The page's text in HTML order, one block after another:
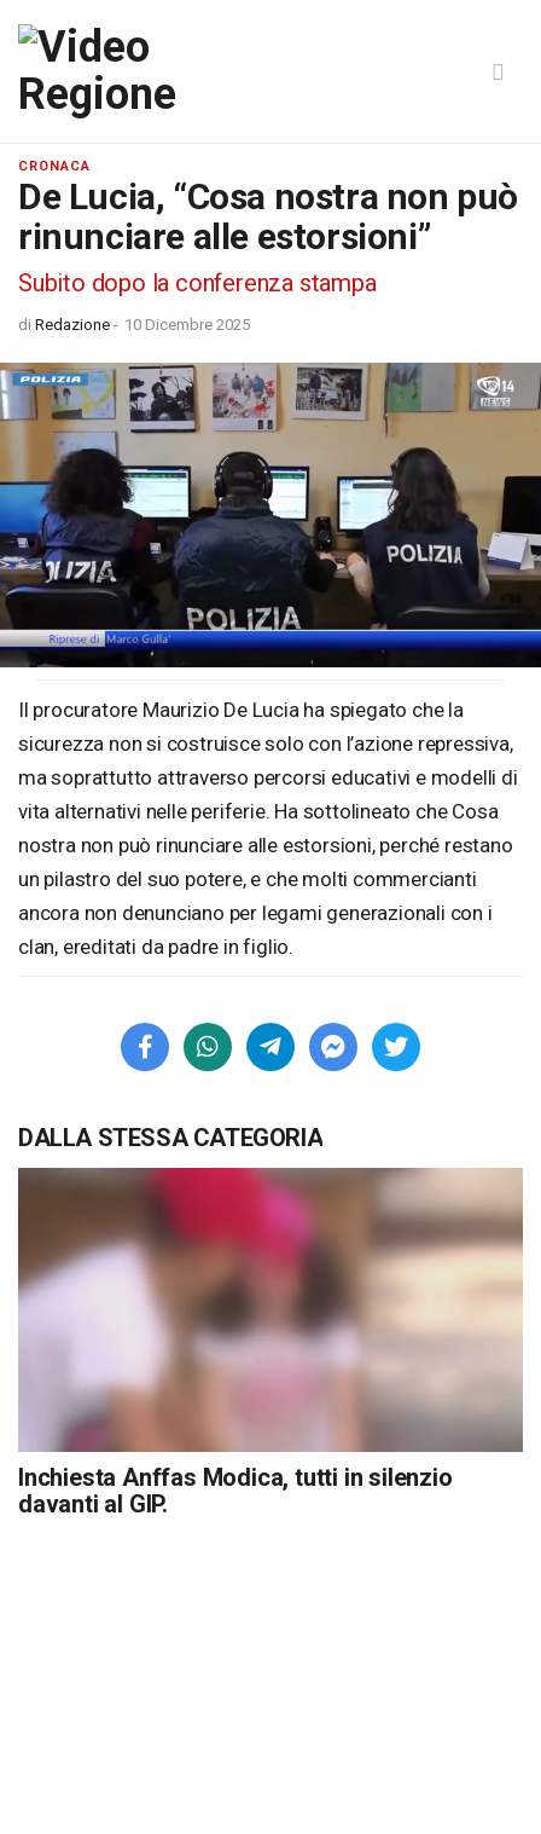
CRONACA
De Lucia, “Cosa nostra non può
rinunciare alle estorsioni”
Subito dopo la conferenza stampa
di Redazione - 10 Dicembre 2025
Loaded
Il procuratore Maurizio De Lucia ha spiegato che la
sicurezza non si costruisce solo con l’azione repressiva,
ma soprattutto attraverso percorsi educativi e modelli di
vita alternativi nelle periferie. Ha sottolineato che Cosa
nostra non può rinunciare alle estorsioni, perché restano
un pilastro del suo potere, e che molti commercianti
ancora non denunciano per legami generazionali con i
clan, ereditati da padre in figlio.
DALLA STESSA CATEGORIA
Inchiesta Anffas Modica, tutti in silenzio
davanti al GIP.